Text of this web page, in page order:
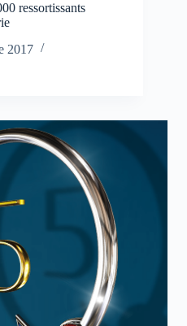
ressortissants
2017